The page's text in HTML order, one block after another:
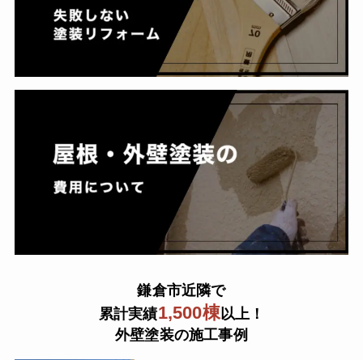
鎌倉市近隣で
累計実績1,500棟以上！
外壁塗装の施工事例